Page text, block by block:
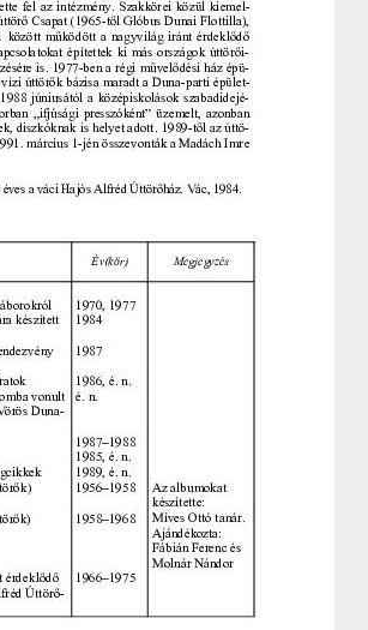
ÉS KÖZSÉGI ÖNKORMÁNYZATOK, 1989–2014